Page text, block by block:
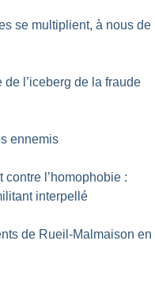
se multiplient, à nous de
l’iceberg de la fraude
ennemis
contre l’homophobie :
interpellé
de Rueil-Malmaison en